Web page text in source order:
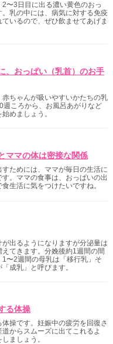
〜3日目に出る濃い黄色のおっ
乳の中には、病気に対する免疫
いるので、ぜひ飲ませてあげま
、おっぱい（乳首）のお手
ちゃんが吸いやすいかたちの乳
週ころから、お風呂あがりなど
めましょう。
ママの体は密接な関係
ためには、ママが毎日の生活に
。ママの食事は、おっぱいの出
生活に気をつけたいですね。
出るようになりますが分泌量は
てきます。分娩後約1週間の間
〜2週間の母乳は「移行乳」そ
成乳」と呼びます。
る体操
操です。妊娠中の疲労を回復さ
からスムーズに出てこれるよ
ましょう。